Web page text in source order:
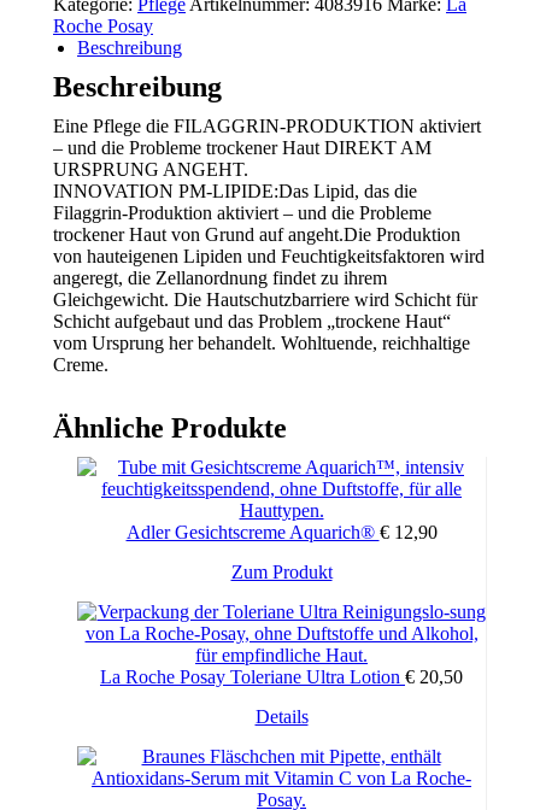
Riche
Menge
Kategorie: Pflege Artikelnummer: 4083916 Marke: La
Roche Posay
Beschreibung
Beschreibung
Eine Pflege die FILAGGRIN-PRODUKTION aktiviert
– und die Probleme trockener Haut DIREKT AM
URSPRUNG ANGEHT.
INNOVATION PM-LIPIDE:Das Lipid, das die
Filaggrin-Produktion aktiviert – und die Probleme
trockener Haut von Grund auf angeht.Die Produktion
von hauteigenen Lipiden und Feuchtigkeitsfaktoren wird
angeregt, die Zellanordnung findet zu ihrem
Gleichgewicht. Die Hautschutzbarriere wird Schicht für
Schicht aufgebaut und das Problem „trockene Haut“
vom Ursprung her behandelt. Wohltuende, reichhaltige
Creme.
Ähnliche Produkte
Adler Gesichtscreme Aquarich® €12,90
Zum Produkt
La Roche Posay Toleriane Ultra Lotion € 20,50
Details